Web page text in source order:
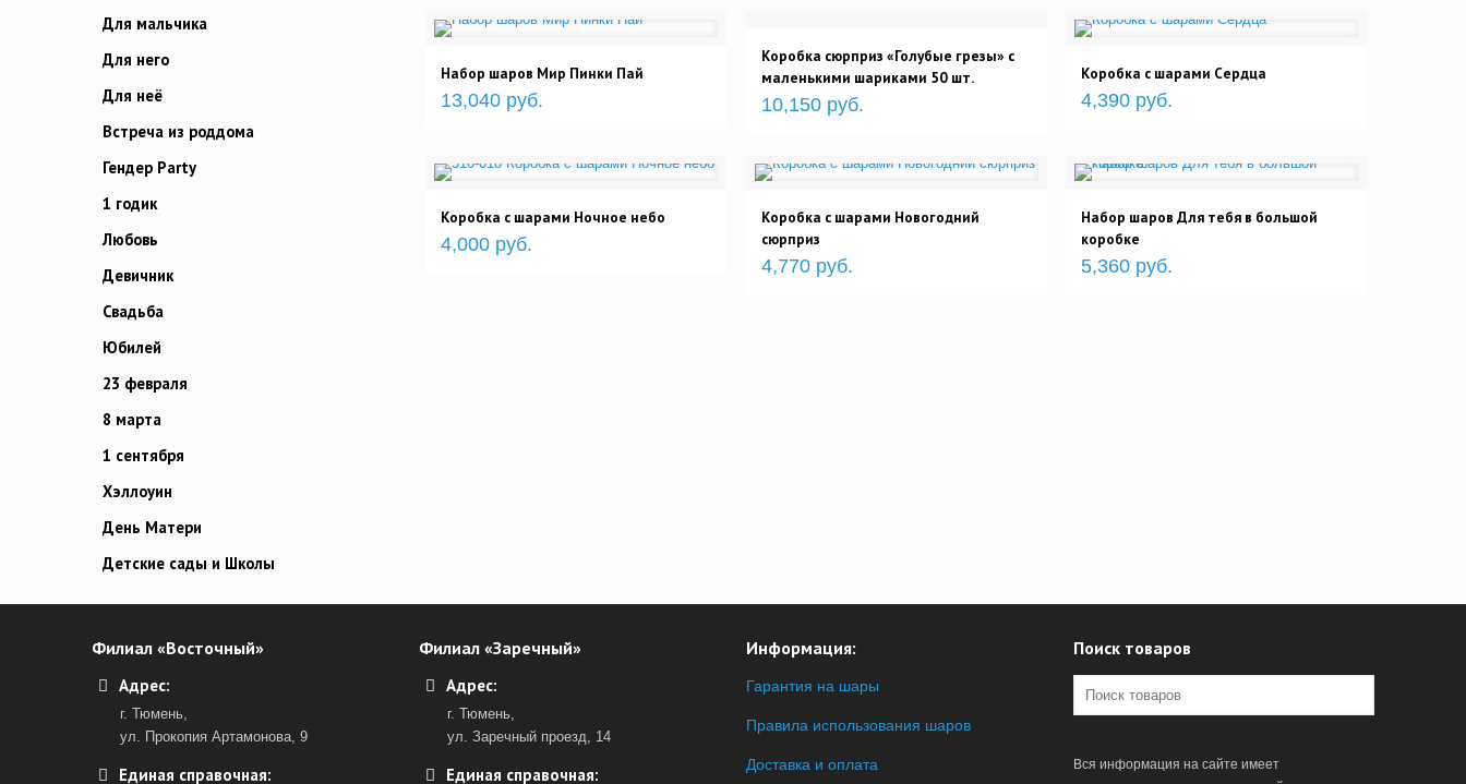
Набор шаров Мир Пинки Пай
13,040 руб.
Коробка сюрприз «Голубые грезы» с
маленькими шариками 50 шт.
10,150 руб.
Коробка с шарами Сердца
4,390 руб.
Коробка с шарами Ночное небо
4,000 руб.
Коробка с шарами Новогодний
сюрприз
4,770 руб.
Набор шаров Для тебя в большой
коробке
5,360 руб.
Для мальчика
Для него
Для неё
Встреча из роддома
Гендер Party
1 годик
Любовь
Девичник
Свадьба
Юбилей
23 февраля
8 марта
1 сентября
Хэллоуин
День Матери
Детские сады и Школы
Филиал «Восточный»
Адрес:
г. Тюмень,
ул. Прокопия Артамонова, 9
Единая справочная:
Филиал «Заречный»
Адрес:
г. Тюмень,
ул. Заречный проезд, 14
Единая справочная:
Информация:
Гарантия на шары
Правила использования шаров
Доставка и оплата
Поиск товаров
Вся информация на сайте имеет